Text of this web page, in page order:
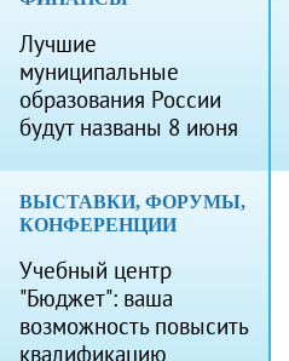
Лучшие
муниципальные
образования России
будут названы 8 июня
ВЫСТАВКИ, ФОРУМЫ,
КОНФЕРЕНЦИИ
Учебный центр
"Бюджет": ваша
возможность повысить
квалификацию